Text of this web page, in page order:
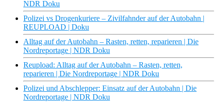
NDR Doku
Polizei vs Drogenkuriere – Zivilfahnder auf der Autobahn |
REUPLOAD | Doku
Alltag auf der Autobahn – Rasten, retten, reparieren | Die
Nordreportage | NDR Doku
Reupload: Alltag auf der Autobahn – Rasten, retten,
reparieren | Die Nordreportage | NDR Doku
Polizei und Abschlepper: Einsatz auf der Autobahn | Die
Nordreportage | NDR Doku